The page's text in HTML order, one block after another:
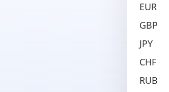
EUR
GBP
JPY
CHF
RUB